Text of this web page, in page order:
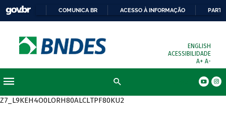
COMUNICA BR ACESSO À INFORMAÇÃO
ENGLISH
ACESSIBILIDADE
A+ A-
Z7_L9KEH4O0LORH80ALCLTPF80KU2